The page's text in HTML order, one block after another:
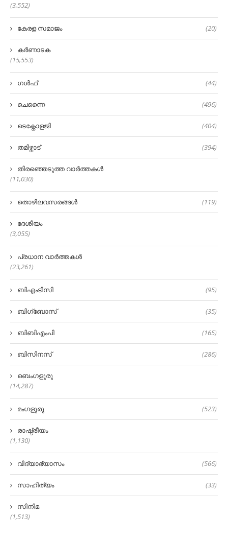
(3,552)
കേരള സമാജം (20)
കർണാടക
(15,553)
ഗൾഫ് (44)
ചെന്നൈ (496)
ടെക്നോളജി (404)
തമിഴ്നാട് (394)
തിരഞ്ഞെടുത്ത വാർത്തകൾ
(11,030)
തൊഴിലവസരങ്ങൾ (119)
ദേശീയം
(3,055)
പ്രധാന വാർത്തകൾ
(23,261)
ബിഎംടിസി (95)
ബിഗ്‌ബോസ് (35)
ബിബിഎംപി (165)
ബിസിനസ് (286)
ബെംഗളൂരു
(14,287)
മംഗളുരു (523)
രാഷ്ട്രീയം
(1,130)
വിദ്യാഭ്യാസം (566)
സാഹിത്യം (33)
സിനിമ
(1,513)